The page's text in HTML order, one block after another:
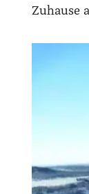
Zuhause